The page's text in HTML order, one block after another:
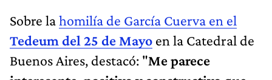
Sobre lahomilía de García Cuerva en el
Tedeum del 25 de Mayo en la Catedral de
Buenos Aires, destacó: "Me parece